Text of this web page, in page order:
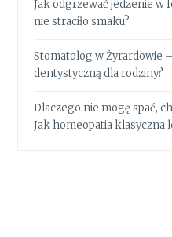
Jak odgrzewać jedzenie w
nie straciło smaku?
Stomatolog w Żyrardowie
dentystyczną dla rodziny?
Dlaczego nie mogę spać,
Jak homeopatia klasyczna